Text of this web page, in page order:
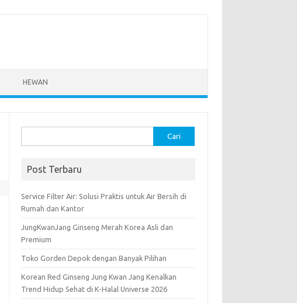
HEWAN
untuk:
Post Terbaru
Service Filter Air: Solusi Praktis untuk Air Bersih di
Rumah dan Kantor
JungKwanJang Ginseng Merah Korea Asli dan
Premium
Toko Gorden Depok dengan Banyak Pilihan
Korean Red Ginseng Jung Kwan Jang Kenalkan
Trend Hidup Sehat di K-Halal Universe 2026